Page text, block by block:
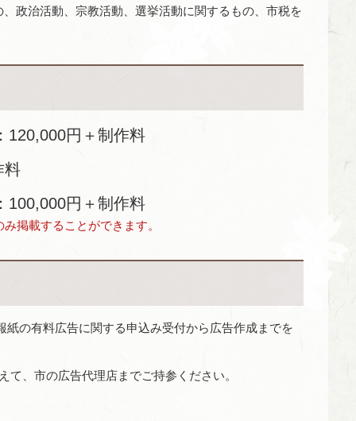
政治活動、宗教活動、選挙活動に関するもの、市税を
120,000円＋制作料
料
100,000円＋制作料
掲載することができます。
の有料広告に関する申込み受付から広告作成までを
、市の広告代理店までご持参ください。